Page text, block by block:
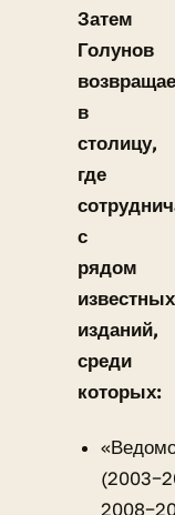
Затем
Голунов
в
столицу,
где
с
рядом
известных
изданий,
среди
которых: